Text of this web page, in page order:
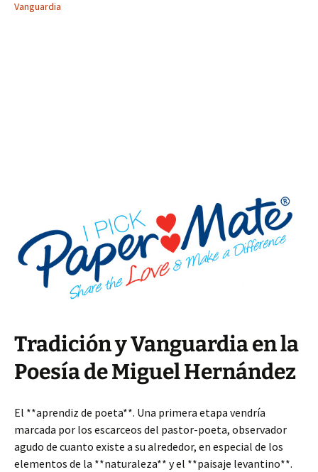
Vanguardia
Tradición y Vanguardia en la
Poesía de Miguel Hernández
El **aprendiz de poeta**. Una primera etapa vendría
marcada por los escarceos del pastor-poeta, observador
agudo de cuanto existe a su alrededor, en especial de los
elementos de la **naturaleza** y el **paisaje levantino**.